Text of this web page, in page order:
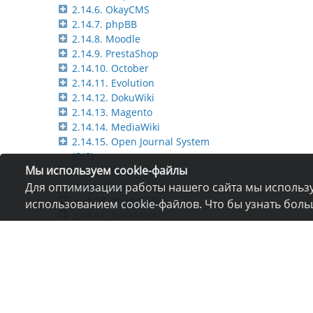
Мы используем cookie-файлы
Для оптимизации работы нашего сайта мы
использованием cookie-файлов. Что бы узнать
2.14.6. OkayCMS
2.14.7. phpBB
2.14.8. Moodle
2.14.9. PrestaShop
2.14.10. October
2.14.11. Evolution
2.14.12. DokuWiki
2.14.13. Magento
2.14.14. MediaWiki
2.14.15. Open Journal System
(OJS)
2.14.16. Simple Machines
Forum (SMF)
2.14.17. ImageCMS